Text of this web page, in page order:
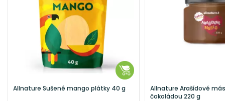
Allnature Sušené mango plátky 40 g
Allnature Arašídové
čokoládou 220 g